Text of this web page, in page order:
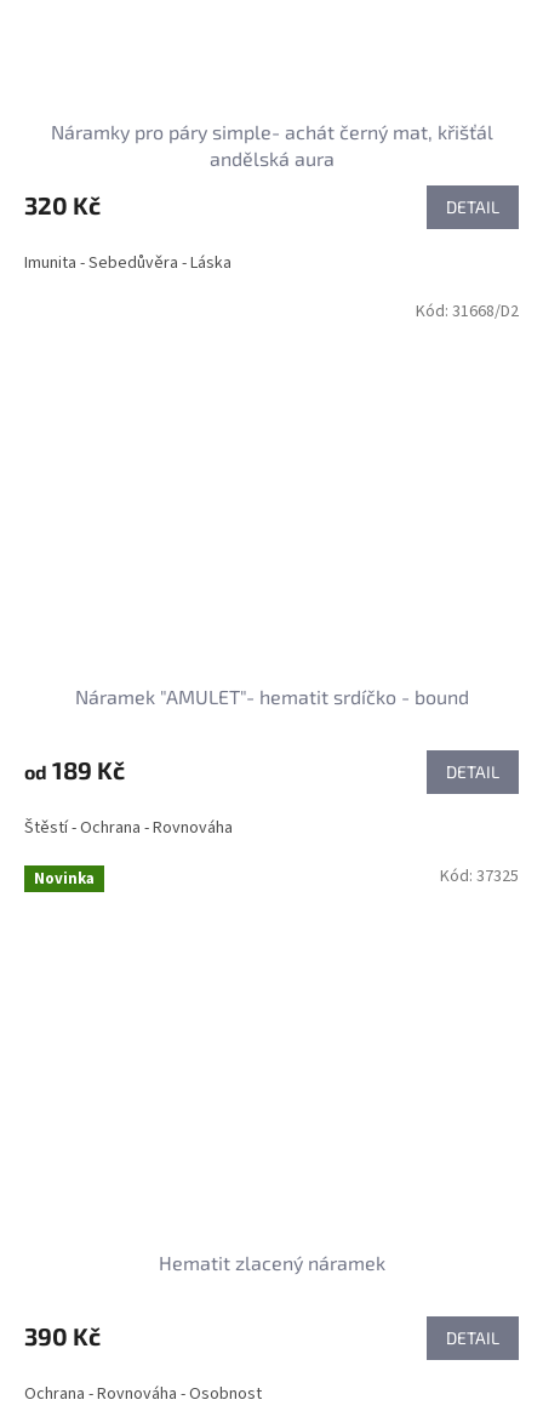
Náramky pro páry simple- achát černý mat, křišťál
andělská aura
320 Kč DETAIL
Imunita - Sebedůvěra - Láska
Náramek "AMULET"- hematit srdíčko - bound
od 189 Kč DETAIL
Štěstí - Ochrana - Rovnováha
Kód: 31668/D2
Novinka
Hematit zlacený náramek
390 Kč DETAIL
Ochrana - Rovnováha - Osobnost
Kód: 37325